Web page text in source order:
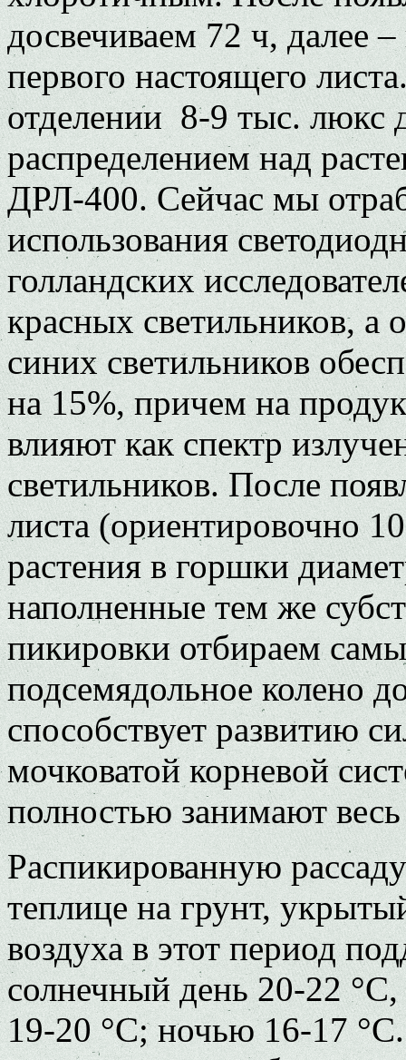
досвечиваем 72 ч, далее
первого настоящего
отделении 8-9 тыс. люкс
распределением над
ДРЛ-400. Сейчас мы
использования
голландских
красных светильников, а
синих светильников
на 15%, причем на
влияют как спектр
светильников. После
листа (ориентировочно
растения в горшки
наполненные тем же
пикировки отбираем
подсемядольное колено
способствует развитию
мочковатой корневой
полностью занимают
Распикированную
теплице на грунт,
воздуха в этот период
солнечный день 20-22
19-20 °C; ночью 16-17 °C.